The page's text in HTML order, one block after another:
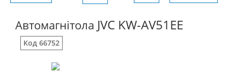
Автомагнітола JVC KW-AV51EE
Код 66752